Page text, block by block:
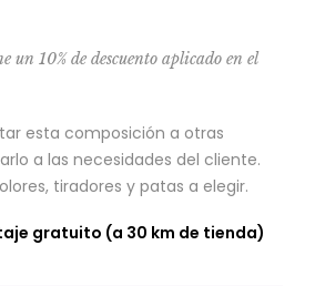
un 10% de descuento aplicado en el
esta composición a otras
a las necesidades del cliente.
tiradores y patas a elegir.
gratuito (a 30 km de tienda)